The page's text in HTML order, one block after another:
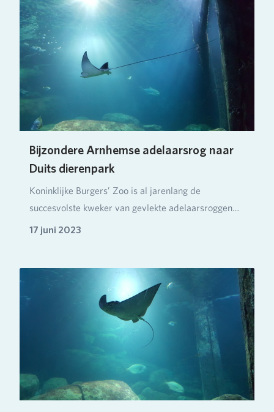
Bijzondere Arnhemse adelaarsrog naar
Duits dierenpark
Koninklijke Burgers’ Zoo is al jarenlang de
succesvolste kweker van gevlekte adelaarsroggen
ter were…
17 juni 2023